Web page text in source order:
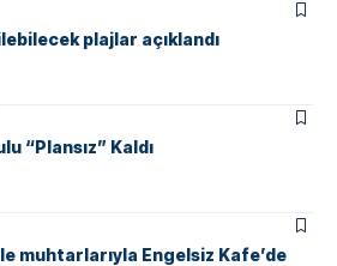
plajlar açıklandı
“Plansız” Kaldı
muhtarlarıyla Engelsiz Kafe’de